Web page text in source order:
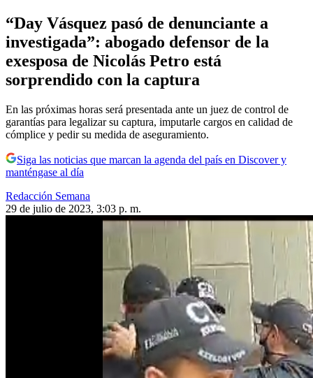
“Day Vásquez pasó de denunciante a
investigada”: abogado defensor de la
exesposa de Nicolás Petro está
sorprendido con la captura
En las próximas horas será presentada ante un juez de control de
garantías para legalizar su captura, imputarle cargos en calidad de
cómplice y pedir su medida de aseguramiento.
Siga las noticias que marcan la agenda del país en Discover y
manténgase al día
Redacción Semana
29 de julio de 2023, 3:03 p. m.